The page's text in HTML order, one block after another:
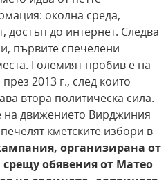
околна среда,
достъп до интернет. Следва
първите спечелени
Големият пробив е на
2013 г., след които
втора политическа сила.
на движението Вирджиния
кметските избори в
организирана от
срещу обявения от Матео